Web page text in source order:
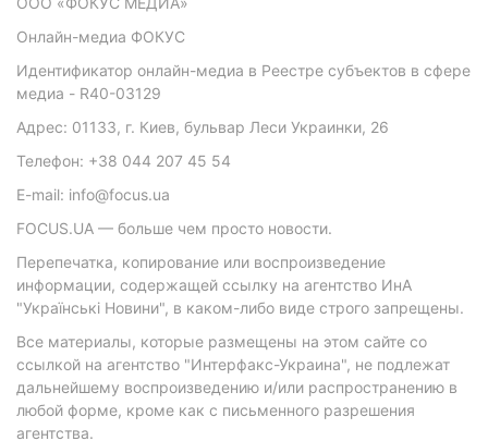
Онлайн-медиа ФОКУС
Идентификатор онлайн-медиа в Реестре субъектов в сфере
медиа - R40-03129
Адрес: 01133, г. Киев, бульвар Леси Украинки, 26
Телефон: +38 044 207 45 54
E-mail: info@focus.ua
FOCUS.UA — больше чем просто новости.
Перепечатка, копирование или воспроизведение
информации, содержащей ссылку на агентство ИнА
"Українські Новини", в каком-либо виде строго запрещены.
Все материалы, которые размещены на этом сайте со
ссылкой на агентство "Интерфакс-Украина", не подлежат
дальнейшему воспроизведению и/или распространению в
любой форме, кроме как с письменного разрешения
агентства.